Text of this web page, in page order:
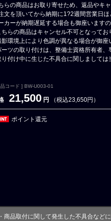
らの商品はお取り寄せため、返品やキ
文を頂いてから納期に1?2週間営業日ほ
カーが納期遅延する場合も御座います
ちらの商品はキャンセル不可となってお
影環境上により色調が異なる場合が御座
ーツの取り付けは、整備士資格所有者、
り付け中に生じた不具合に関しまして
コード ] BW-U003-01
21,500 円 （税込23,650円）
ポイント還元
・商品取付に関して発生した不具合など